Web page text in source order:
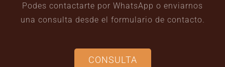
Podes contactarte por WhatsApp o enviarnos
una consulta desde el formulario de contacto.
CONSULTA